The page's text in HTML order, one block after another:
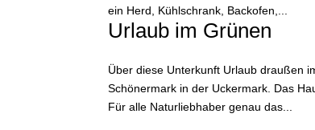
ein Herd, Kühlschrank, Backofen,...
Urlaub im Grünen
Über diese Unterkunft Urlaub draußen
Schönermark in der Uckermark. Das
Für alle Naturliebhaber genau das...